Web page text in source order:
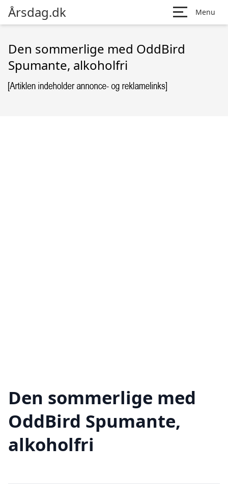
Årsdag.dk Menu
Den sommerlige med OddBird
Spumante, alkoholfri
Den sommerlige med
OddBird Spumante,
alkoholfri